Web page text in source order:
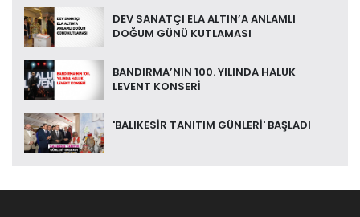
DEV SANATÇI ELA ALTIN’A ANLAMLI
DOĞUM GÜNÜ KUTLAMASI
BANDIRMA’NIN 100. YILINDA HALUK
LEVENT KONSERİ
'BALIKESİR TANITIM GÜNLERİ' BAŞLADI